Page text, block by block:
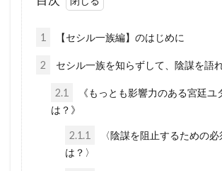
1 【セシル一族編】のはじめに
2 セシル一族を知らずして、陰謀を語
2.1
《もっとも影響力のある宮廷ユ
は？》
2.1.1
〈陰謀を阻止するための必
は？〉
攻略法詐欺
悪魔崇拝
撲滅
技術 戦争
憲法
憲法改正
感染症 愛国心
大衆操作
国民IDカード制度
国政統一ルー